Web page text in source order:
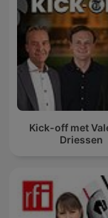
Kick-off met
Driessen